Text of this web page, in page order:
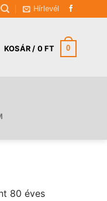
Hírlevél
KOSÁR / 0FT 0
80 éves